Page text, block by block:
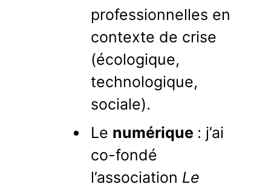
professionnelles en
contexte de crise
(écologique,
technologique,
sociale).
Le numérique : j’ai
co-fondé
l’association Le